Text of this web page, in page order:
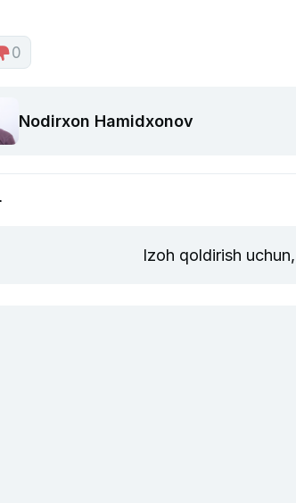
0
Nodirxon Hamidxonov
Izoh qoldirish